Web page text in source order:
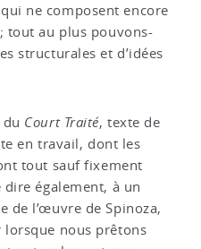
ne composent encore
tout au plus pouvons-
structurales et d’idées
Court Traité, texte de
en travail, dont les
tout sauf fixement
également, à un
de l’œuvre de Spinoza,
nous prêtons